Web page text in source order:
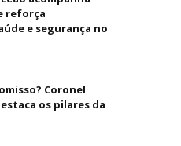
reforça
e segurança no
Coronel
os pilares da